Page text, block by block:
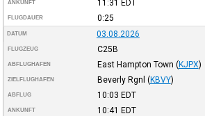
ANKUNFT 11:31 EDT
FLUGDAUER 0:25
DATUM 03.08.2026
FLUGZEUG C25B
ABFLUGHAFEN East Hampton Town (KJPX)
ZIELFLUGHAFEN Beverly Rgnl (KBVY)
ABFLUG 10:03 EDT
ANKUNFT 10:41 EDT